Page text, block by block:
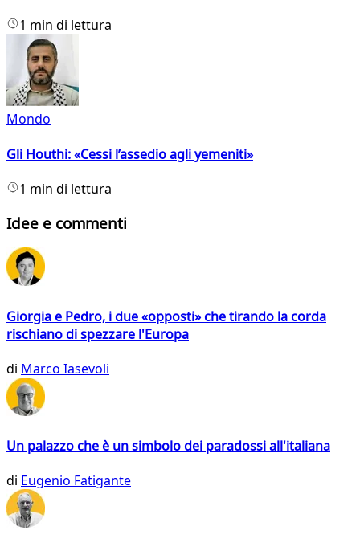
1 min di lettura
Mondo
Gli Houthi: «Cessi l’assedio agli yemeniti»
1 min di lettura
Idee e commenti
Giorgia e Pedro, i due «opposti» che tirando la corda
rischiano di spezzare l'Europa
di Marco Iasevoli
Un palazzo che è un simbolo dei paradossi all'italiana
di Eugenio Fatigante